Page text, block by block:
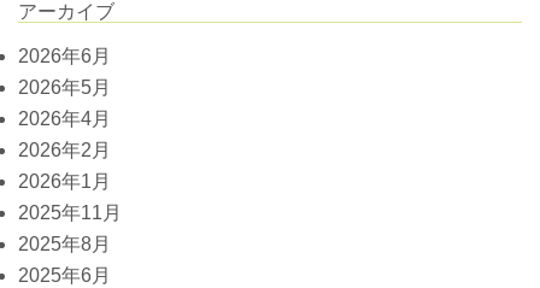
アーカイブ
2026年6月
2026年5月
2026年4月
2026年2月
2026年1月
2025年11月
2025年8月
2025年6月